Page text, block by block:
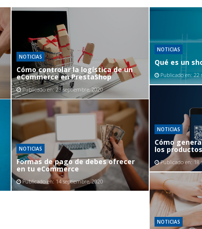
NOTICIAS
Cómo controlar la logística de un
eCommerce en PrestaShop
Publicado en:23 septiembre, 2020
NOTICIAS
Qué es un
Publicado en: 22
NOTICIAS
Cómo
los
Publicado en: 18
NOTICIAS
Formas de pago de debes ofrecer
en tu eCommerce
Publicado en:14 septiembre, 2020
NOTICIAS